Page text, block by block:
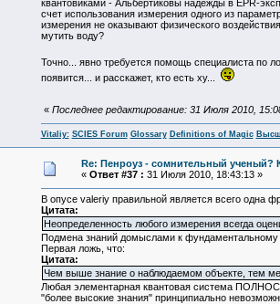
квантовиками - Альбертиковы надежды в EPR-
счет использования измерения одного из
измерения не оказывают физического
мутить воду?
Точно... явно требуется помощь специалиста по
появится... и расскажет, кто есть ху...
« Последнее редактирование: 31 Июля 2010,
Vitaliy: SCIES Forum Glossary Definitions of Magic
Re: Пенроуз - сомнительный ученый?
« Ответ #37 : 31 Июля 2010, 18:43:13 »
В опусе valeriy правильной является всего одна
Цитата:
Неопределенность любого измерения всегда
Подмена знаний домыслами к фундаментальному
Первая ложь, что:
Цитата:
Чем выше знание о наблюдаемом объекте, тем
Любая элементарная квантовая система
"более высокие знания" принципиально